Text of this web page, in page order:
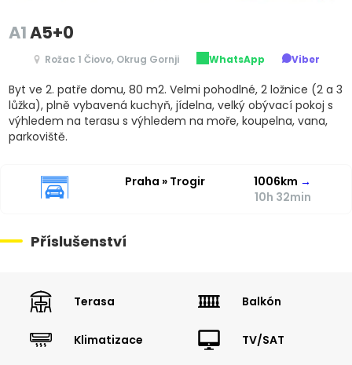
A1A5+0
Rožac 1 Čiovo, Okrug Gornji WhatsApp Viber
Byt ve 2. patře domu, 80 m2. Velmi pohodlné, 2 ložnice (2 a 3
lůžka), plně vybavená kuchyň, jídelna, velký obývací pokoj s
výhledem na terasu s výhledem na moře, koupelna, vana,
parkoviště.
Praha » Trogir 1006km →
10h 32min
Příslušenství
Terasa Balkón
Klimatizace TV/SAT